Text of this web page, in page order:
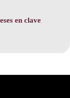
en clave